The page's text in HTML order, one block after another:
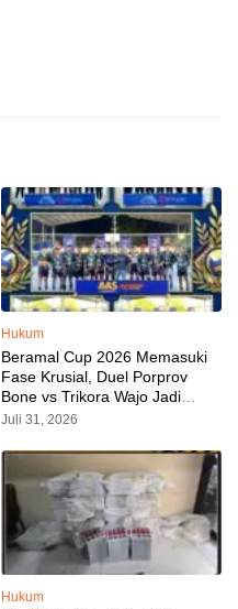
Hukum
Beramal Cup 2026 Memasuki
Fase Krusial, Duel Porprov
Bone vs Trikora Wajo Jadi
Sorotan Malam Ini
Juli 31, 2026
Hukum